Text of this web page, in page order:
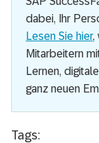
dabei, Ihr
Lesen Sie hier,
Mitarbeitern
Lernen,
ganz neuen
Tags: